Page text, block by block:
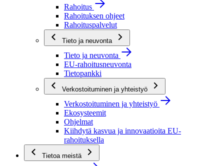
Rahoitus
Rahoituksen ohjeet
Rahoituspalvelut
Tieto ja neuvonta
Tieto ja neuvonta
EU-rahoitusneuvonta
Tietopankki
Verkostoituminen ja yhteistyö
Verkostoituminen ja yhteistyö
Ekosysteemit
Ohjelmat
Kiihdytä kasvua ja innovaatioita EU-
rahoituksella
Tietoa meistä